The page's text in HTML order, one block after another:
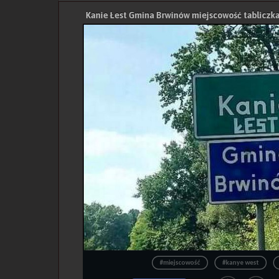
Kanie Łest Gmina Brwinów miejscowość tabliczka
#miejscowość #kanye west